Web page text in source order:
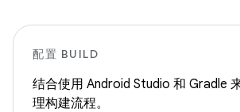
配置 BUILD
结合使用 Android Studio 和 Gradle
理构建流程。